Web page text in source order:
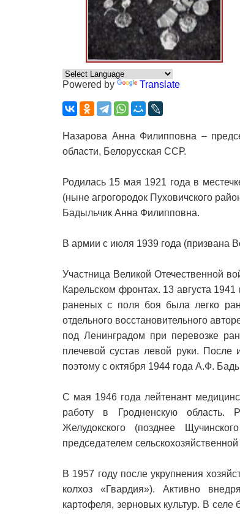
Powered by Translate
Назарова Анна Филипповна –
области, Белорусская ССР.
Родилась 15 мая 1921 года в
(ныне агрогородок Пуховичского
Бадыльчик Анна Филипповна.
В армии с июля 1939 года (призвана
Участница Великой Отечественной
Карельском фронтах. 13 августа
раненых с поля боя была легко
отдельного восстановительного
под Ленинградом при перевозке
плечевой сустав левой руки.
поэтому с октября 1944 года А.Ф.
С мая 1946 года лейтенант
работу в Гродненскую область.
Желудокского (позднее
председателем
В 1957 году после укрупнения
колхоз «Гвардия»). Активно
картофеля, зерновых культур. В